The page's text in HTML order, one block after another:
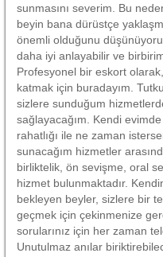
sunmasını severim. Bu
beyin bana dürüstçe
önemli olduğunu
daha iyi anlayabilir ve
Profesyonel bir eskort
katmak için buradayım.
sizlere sunduğum
sağlayacağım. Kendi
rahatlığı ile ne zaman
sunacağım hizmetler
birliktelik, ön sevişme, oral
hizmet bulunmaktadır.
bekleyen beyler, sizlere bir
geçmek için çekinmenize
sorularınız için her zaman
Unutulmaz anılar